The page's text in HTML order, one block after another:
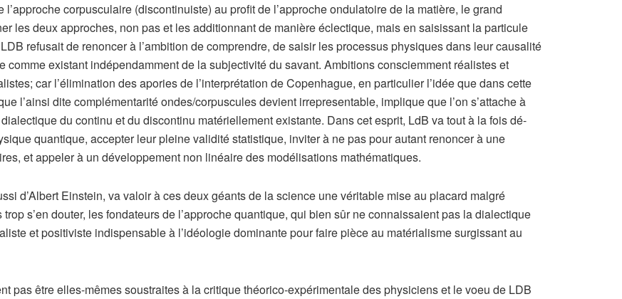
corpusculaire (discontinuiste) au profit de l’approche ondulatoire de la matière, le grand
les deux approches, non pas et les additionnant de manière éclectique, mais en saisissant la particule
refusait de renoncer à l’ambition de comprendre, de saisir les processus physiques dans leur causalité
comme existant indépendamment de la subjectivité du savant. Ambitions consciemment réalistes et
car l’élimination des apories de l’interprétation de Copenhague, en particulier l’idée que dans cette
l’ainsi dite complémentarité ondes/corpuscules devient irrepresentable, implique que l’on s’attache à
du continu et du discontinu matériellement existante. Dans cet esprit, LdB va tout à la fois dé-
quantique, accepter leur pleine validité statistique, inviter à ne pas pour autant renoncer à une
et appeler à un développement non linéaire des modélisations mathématiques.
d’Albert Einstein, va valoir à ces deux géants de la science une véritable mise au placard malgré
s’en douter, les fondateurs de l’approche quantique, qui bien sûr ne connaissaient pas la dialectique
et positiviste indispensable à l’idéologie dominante pour faire pièce au matérialisme surgissant au
pas être elles-mêmes soustraites à la critique théorico-expérimentale des physiciens et le voeu de LDB